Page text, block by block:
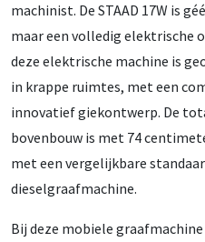
machinist. De STAAD 17W is
maar een volledig elektrische
deze elektrische machine is
in krappe ruimtes, met een
innovatief giekontwerp. De
bovenbouw is met 74
met een vergelijkbare
dieselgraafmachine.
Bij deze mobiele